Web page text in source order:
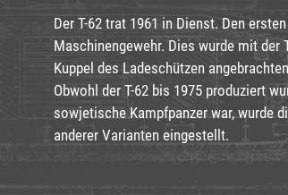
Der T-62 trat 1961 in Dienst. Den
Maschinengewehr. Dies wurde mit der
Kuppel des Ladeschützen
Obwohl der T-62 bis 1975 produziert
sowjetische Kampfpanzer war, wurde
anderer Varianten eingestellt.